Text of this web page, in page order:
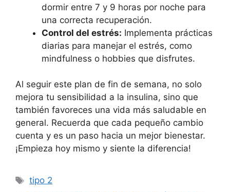
dormir entre 7 y 9 horas por noche para
una correcta recuperación.
Control del estrés: Implementa prácticas
diarias para manejar el estrés, como
mindfulness o hobbies que disfrutes.
Al seguir este plan de fin de semana, no solo
mejora tu sensibilidad a la insulina, sino que
también favoreces una vida más saludable en
general. Recuerda que cada pequeño cambio
cuenta y es un paso hacia un mejor bienestar.
¡Empieza hoy mismo y siente la diferencia!
Etiquetas
tipo 2